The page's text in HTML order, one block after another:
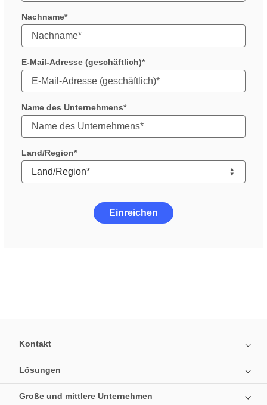
Nachname
E-Mail-Adresse (geschäftlich)
Name des Unternehmens
Land/Region
Einreichen
Kontakt
Lösungen
Große und mittlere Unternehmen